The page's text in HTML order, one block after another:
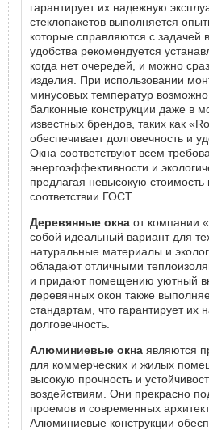
гарантирует их надежную
стеклопакетов выполняется
которые справляются с задачей
удобства рекомендуется
когда нет очередей, и можно
изделия. При использовании
минусовых температур возможно
балконные конструкции даже в
известных брендов, таких как
обеспечивает долговечность и
Окна соответствуют всем
энергоэффективности и
предлагая невысокую
соответствии ГОСТ.
Деревянные окна от компании
собой идеальный вариант для
натуральные материалы и
обладают отличными
и придают помещению уютный
деревянных окон также
стандартам, что гарантирует их
долговечность.
Алюминиевые окна являются
для коммерческих и жилых
высокую прочность и
воздействиям. Они прекрасно
проемов и современных
Алюминиевые конструкции